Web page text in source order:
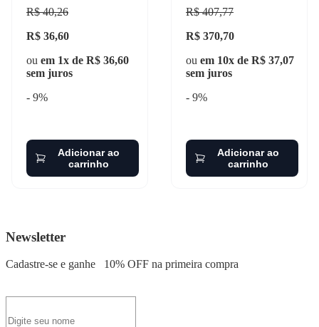
R$ 40,26
R$ 36,60
ou em 1x de R$ 36,60
sem juros
- 9%
Adicionar ao
carrinho
R$ 407,77
R$ 370,70
ou em 10x de R$ 37,07
sem juros
- 9%
Adicionar ao
carrinho
Newsletter
Cadastre-se e ganhe 10% OFF na primeira compra